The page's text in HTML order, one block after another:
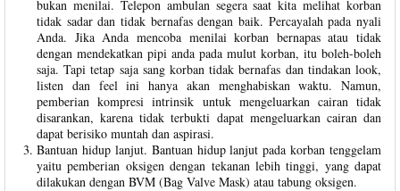
bukan menilai. Telepon ambulan segera saat kita melihat korban
tidak sadar dan tidak bernafas dengan baik. Percayalah pada nyali
Anda. Jika Anda mencoba menilai korban bernapas atau tidak
dengan mendekatkan pipi anda pada mulut korban, itu boleh-boleh
saja. Tapi tetap saja sang korban tidak bernafas dan tindakan look,
listen dan feel ini hanya akan menghabiskan waktu. Namun,
pemberian kompresi intrinsik untuk mengeluarkan cairan tidak
disarankan, karena tidak terbukti dapat mengeluarkan cairan dan
dapat berisiko muntah dan aspirasi.
Bantuan hidup lanjut. Bantuan hidup lanjut pada korban tenggelam
yaitu pemberian oksigen dengan tekanan lebih tinggi, yang dapat
dilakukan dengan BVM (Bag Valve Mask) atau tabung oksigen.